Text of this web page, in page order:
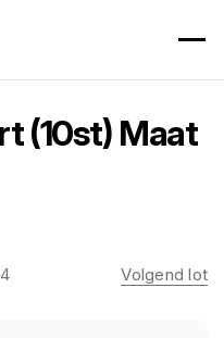
(10st) Maat
Volgend lot